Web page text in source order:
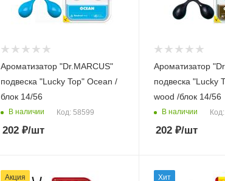
Ароматизатор "Dr.MARCUS"
подвеска "Lucky Top" Ocean /
блок 14/56
В наличии Код: 58599
202 ₽/шт
Ароматизатор
подвеска "Lucky
wood /блок 14/56
В наличии
202₽/шт
Акция Хит